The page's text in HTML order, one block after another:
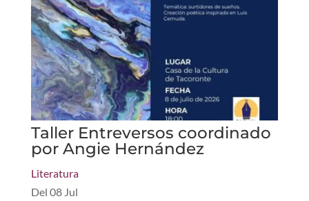
Taller Entreversos coordinado
por Angie Hernández
Literatura
Del 08 Jul